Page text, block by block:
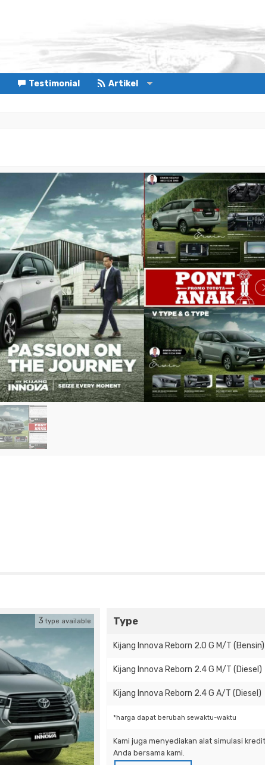
Testimonial Artikel
3type available Type
Kijang Innova Reborn 2.0 G M/T (Bensin)
Kijang Innova Reborn 2.4 G M/T (Diesel)
Kijang Innova Reborn 2.4 G A/T (Diesel)
*harga dapat berubah sewaktu-waktu
Kami juga menyediakan alat simulasi
Anda bersama kami.